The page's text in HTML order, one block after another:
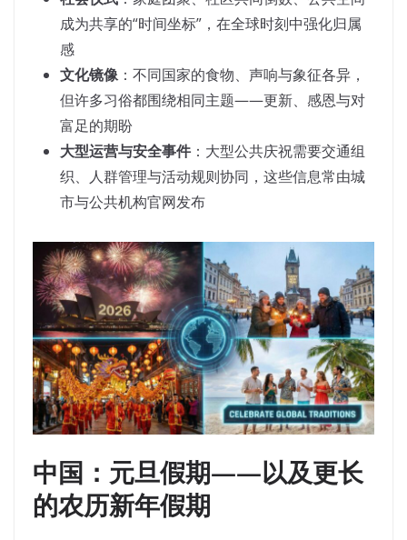
成为共享的“时间坐标”，在全球时刻中强化归属
感
文化镜像：不同国家的食物、声响与象征各异，
但许多习俗都围绕相同主题——更新、感恩与对
富足的期盼
大型运营与安全事件：大型公共庆祝需要交通组
织、人群管理与活动规则协同，这些信息常由城
市与公共机构官网发布
中国：元旦假期——以及更长
的农历新年假期